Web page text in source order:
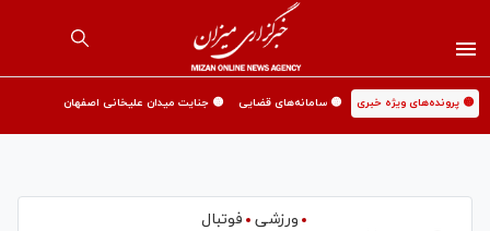
🟡 پرونده‌های ویژه خبری 🟡 سامانه‌های قضایی 🟡 جنایت میدان علیخانی اصفهان
ورزشی
فوتبال